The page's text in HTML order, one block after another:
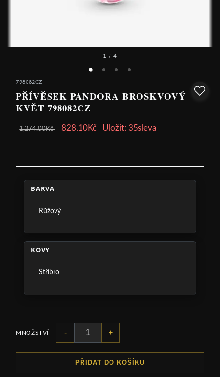
1 / 4
798082CZ
PŘÍVĚSEK PANDORA BROSKVOVÝ
KVĚT 798082CZ
1,274.00Kč 828.10Kč Uložit: 35sleva
BARVA
Růžový
KOVY
Stříbro
MNOŽSTVÍ - +
PŘIDAT DO KOŠÍKU